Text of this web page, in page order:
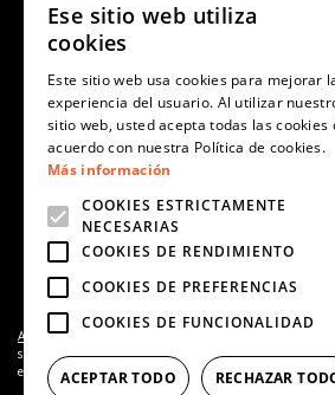
Camí de Sant Benet,
Sant Fruitós de
tel +34 938 759 402 -
Política de
Aviso de complementariedad:
La información
sino que complementa la relación entre el profesional
en caso de duda debe consultarse con su profesional de
ENGLISH
Ese sitio web utiliza
cookies
Este sitio web usa cookies para mejorar
experiencia del usuario. Al utilizar
sitio web, usted acepta todas las cookies
acuerdo con nuestra Política de cookies.
Más información
COOKIES ESTRICTAMENTE
NECESARIAS
COOKIES DE RENDIMIENTO
COOKIES DE PREFERENCIAS
COOKIES DE FUNCIONALIDAD
ACEPTAR TODO RECHAZAR